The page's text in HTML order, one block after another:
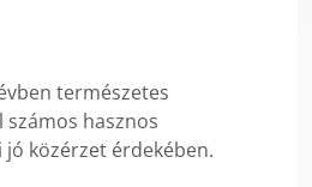
természetes
hasznos
közérzet érdekében.